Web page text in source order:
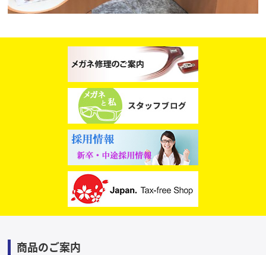
商品のご案内